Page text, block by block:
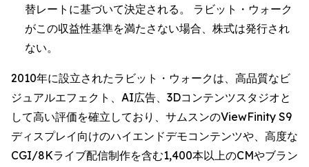
替レートに基づいて決定される。 ラビット・ウォーク
がこの収益性基準を満たさない場合、株式は発行され
ない。
2010年に設立されたラビット・ウォークは、高品質なビ
ジュアルエフェクト、AI広告、3Dコンテンツスタジオと
して高い評価を確立しており、サムスンのViewFinity S9
ディスプレイ向けのハイエンドデモコンテンツや、高度な
CGI/8Kライブ配信制作を含む1,400本以上のCMやブラン